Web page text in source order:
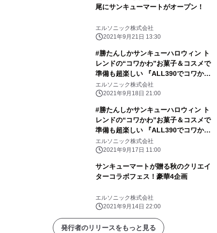
尾にサンキューマートがオープン！
エルソニック株式会社
2021年9月21日 13:30
#勝たんしかサンキューハロウィン ト
レンドの“コワかわ”お菓子＆コスメで
準備も超楽しい 『ALL390でコワかわ
ハロウィン』が9月24日(金) からスタ
ート！
エルソニック株式会社
2021年9月18日 21:00
#勝たんしかサンキューハロウィン ト
レンドの“コワかわ”お菓子＆コスメで
準備も超楽しい 『ALL390でコワかわ
ハロウィン』が9月24日(金) からスタ
ート！
エルソニック株式会社
2021年9月17日 11:00
サンキューマートが贈る秋のクリエイ
ターコラボフェス！豪華4企画
エルソニック株式会社
2021年9月14日 22:00
発行者のリリースをもっと見る